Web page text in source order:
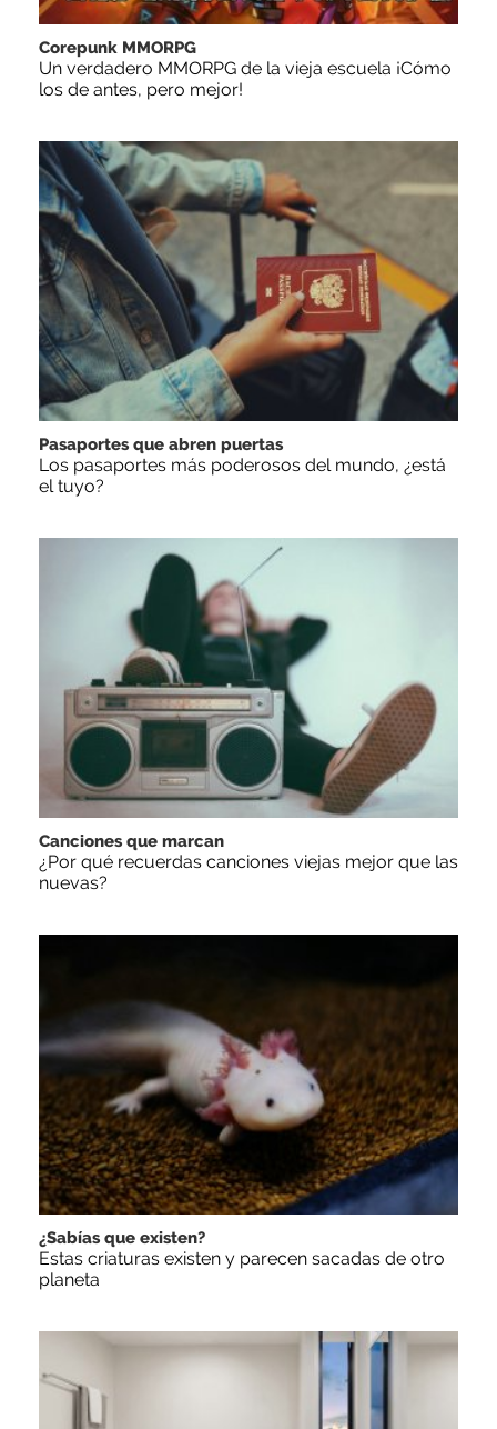
Corepunk MMORPG
Un verdadero MMORPG de la vieja escuela ¡Cómo
los de antes, pero mejor!
Pasaportes que abren puertas
Los pasaportes más poderosos del mundo, ¿está
el tuyo?
Canciones que marcan
¿Por qué recuerdas canciones viejas mejor que las
nuevas?
¿Sabías que existen?
Estas criaturas existen y parecen sacadas de otro
planeta